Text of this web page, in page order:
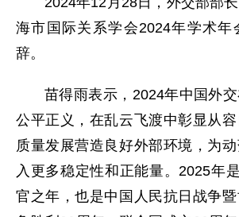
海市国际关系学会2024年学术年
辞。
苗得雨表示，2024年中国外
公平正义，在乱云飞渡中彰显从
质量发展营造良好外部环境，为
入更多稳定性和正能量。2025年
官之年，也是中国人民抗日战争